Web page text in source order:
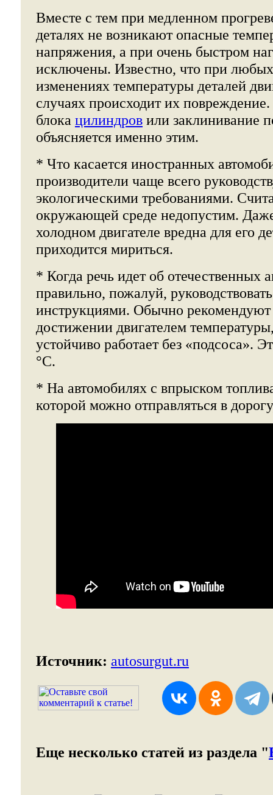
Вместе с тем при медленном
деталях не возникают опасные
напряжения, а при очень быстром
исключены. Известно, что при
изменениях температуры деталей
случаях происходит их
блока цилиндров или заклинивание
объясняется именно этим.
* Что касается иностранных
производители чаще всего
экологическими требованиями.
окружающей среде недопустим.
холодном двигателе вредна для его
приходится мириться.
* Когда речь идет об отечественных
правильно, пожалуй,
инструкциями. Обычно рекомендуют
достижении двигателем
устойчиво работает без «подсоса».
°С.
* На автомобилях с впрыском
которой можно отправляться в
Источник: autosurgut.ru
Еще несколько статей из раздела "